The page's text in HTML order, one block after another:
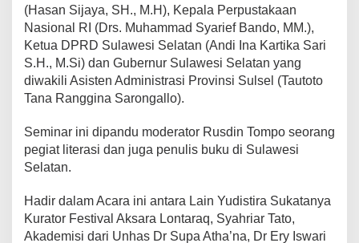
(Hasan Sijaya, SH., M.H), Kepala Perpustakaan
Nasional RI (Drs. Muhammad Syarief Bando, MM.),
Ketua DPRD Sulawesi Selatan (Andi Ina Kartika Sari
S.H., M.Si) dan Gubernur Sulawesi Selatan yang
diwakili Asisten Administrasi Provinsi Sulsel (Tautoto
Tana Ranggina Sarongallo).
Seminar ini dipandu moderator Rusdin Tompo seorang
pegiat literasi dan juga penulis buku di Sulawesi
Selatan.
Hadir dalam Acara ini antara Lain Yudistira Sukatanya
Kurator Festival Aksara Lontaraq, Syahriar Tato,
Akademisi dari Unhas Dr Supa Atha’na, Dr Ery Iswari